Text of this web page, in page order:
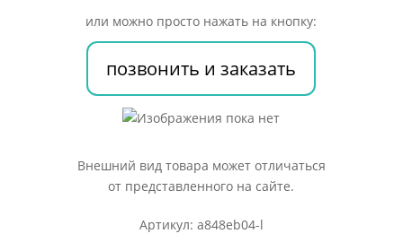
или можно просто нажать на кнопку:
позвонить и заказать
Внешний вид товара может отличаться
от представленного на сайте.
Артикул: a848eb04-l